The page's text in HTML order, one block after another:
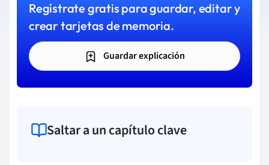
Regístrate gratis para guardar, editar y
crear tarjetas de memoria.
Guardar explicación
Saltar a un capítulo clave